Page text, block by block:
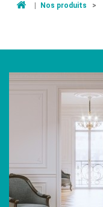
| Nos produits >